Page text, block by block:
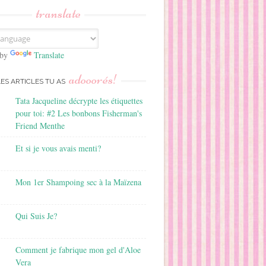
translate
Translate
ARTICLES TU AS adooorés!
Tata Jacqueline décrypte les étiquettes
pour toi: #2 Les bonbons Fisherman's
Friend Menthe
Et si je vous avais menti?
Mon 1er Shampoing sec à la Maïzena
Qui Suis Je?
Comment je fabrique mon gel d'Aloe
Vera